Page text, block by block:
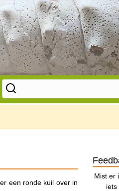
een ronde kuil over in
Mist er
iets